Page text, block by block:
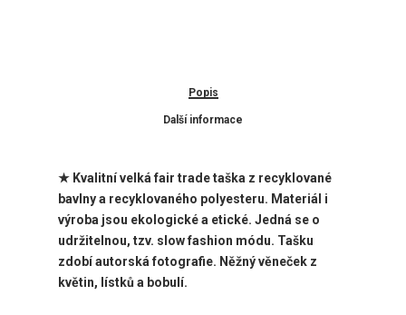
Popis
Další informace
★ Kvalitní velká fair trade taška z recyklované
bavlny a recyklovaného polyesteru. Materiál i
výroba jsou ekologické a etické. Jedná se o
udržitelnou, tzv. slow fashion módu. Tašku
zdobíautorská fotografie. Něžný věneček z
květin, lístků a bobulí.